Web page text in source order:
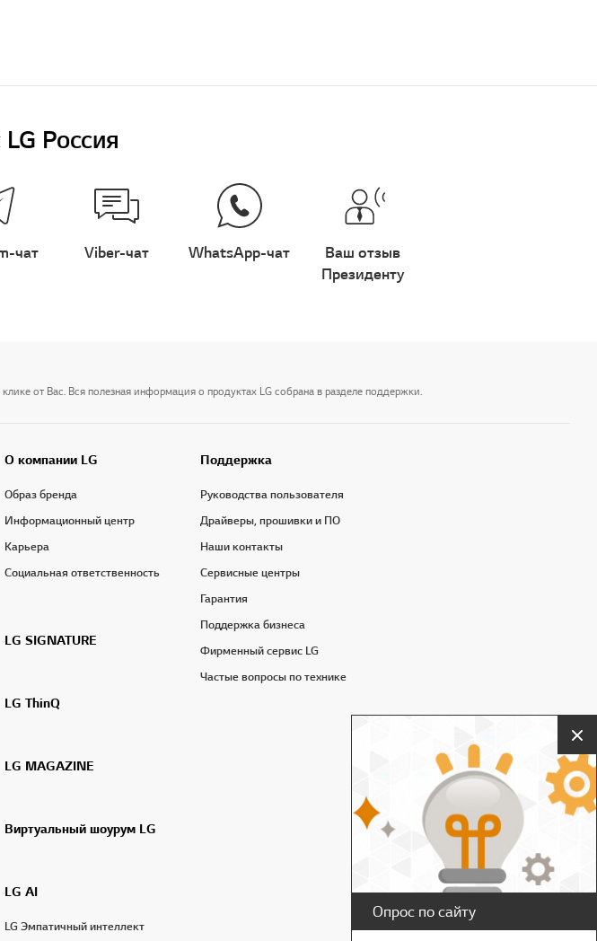
Россия
чат Viber-чат WhatsApp-чат
Ваш отзыв
Президенту
Опрос по сайту
от Вас. Вся полезная информация о продуктах LG собрана в разделе поддержки.
О компании LG
Образ бренда
Информационный центр
Карьера
Социальная ответственность
LG SIGNATURE
LG ThinQ
LG MAGAZINE
Виртуальный шоурум LG
LG AI
LG Эмпатичный интеллект
Поддержка
Руководства пользователя
Драйверы, прошивки и ПО
Наши контакты
Сервисные центры
Гарантия
Поддержка бизнеса
Фирменный сервис LG
Частые вопросы по технике